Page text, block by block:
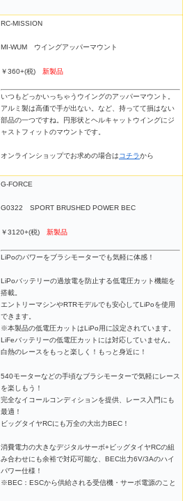
RC-MISSION
MI-WUM ウイングアッパーマウント
￥360+(税) 新製品
いつもどっかいっちゃうウイングのアッパーマウント。
アルミ製は高価で手が出ない。など、持ってて損はない
部品の一つですね。円形状とヘルキャットウイングにジ
ャストフィットのマウントです。
オンラインショップでお求めの場合はコチラから
G-FORCE
G0322 SPORT BRUSHED POWER BEC
￥3120+(税) 新製品
LiPoのパワーをブラシモーターでも気軽に体感！
LiPoバッテリーの過放電を防止する低電圧カット機能を
搭載。
エントリーマシンやRTRモデルでも安心してLiPoを使用
できます。
※本製品の低電圧カットはLiPo用に設定されています。
LiFeバッテリーの低電圧カットには対応していません。
白熱のレースをもっと楽しく！もっと身近に！
540モーターなどの手頃なブラシモーターで気軽にレース
を楽しもう！
完全なイコールコンディションを提供、レース入門にも
最適！
ビッグタイヤRCにも万全の大出力BEC！
消費電力の大きなデジタルサーボ+ビッグタイヤRCの組
み合わせにも余裕で対応可能な、BEC出力6V/3Aのハイ
パワー仕様！
※BEC：ESCから供給される受信機・サーボ電源のこと